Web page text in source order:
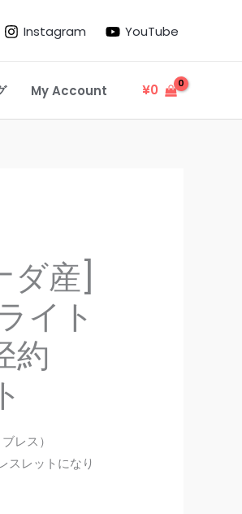
Instagram YouTube
My Account ¥0
ダ産]
イト
約
レス）
スレットになり
稀
カ
ラ
ブ
ラ
イ
9.8mm
珠